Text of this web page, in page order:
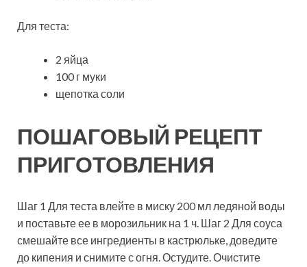
Для теста:
2 яйца
100 г муки
щепотка соли
ПОШАГОВЫЙ РЕЦЕПТ
ПРИГОТОВЛЕНИЯ
Шаг 1 Для теста влейте в миску 200 мл ледяной воды
и поставьте ее в морозильник на 1 ч. Шаг 2 Для соуса
смешайте все ингредиенты в кастрюльке, доведите
до кипения и снимите с огня. Остудите. Очистите